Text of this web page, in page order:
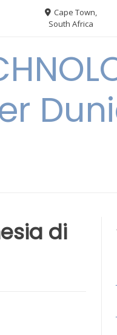
Cape Town,
South Africa
di